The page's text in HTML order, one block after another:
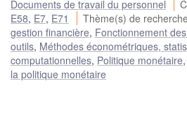
Documents de travail du personnel
E58, E7, E71 Thème(s) de recherche
gestion financière, Fonctionnement
outils, Méthodes économétriques,
computationnelles, Politique monétaire,
la politique monétaire